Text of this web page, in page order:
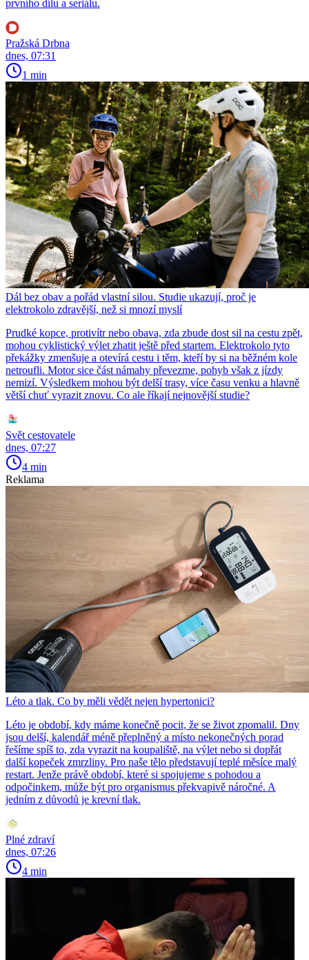
prvního dílu a seriálu.
Pražská Drbna
dnes, 07:31
1 min
Dál bez obav a pořád vlastní silou. Studie ukazují, proč je
elektrokolo zdravější, než si mnozí myslí
Prudké kopce, protivítr nebo obava, zda zbude dost sil na cestu zpět,
mohou cyklistický výlet zhatit ještě před startem. Elektrokolo tyto
překážky zmenšuje a otevírá cestu i těm, kteří by si na běžném kole
netroufli. Motor sice část námahy převezme, pohyb však z jízdy
nemizí. Výsledkem mohou být delší trasy, více času venku a hlavně
větší chuť vyrazit znovu. Co ale říkají nejnovější studie?
Svět cestovatele
dnes, 07:27
4 min
Reklama
Léto a tlak. Co by měli vědět nejen hypertonici?
Léto je období, kdy máme konečně pocit, že se život zpomalil. Dny
jsou delší, kalendář méně přeplněný a místo nekonečných porad
řešíme spíš to, zda vyrazit na koupaliště, na výlet nebo si dopřát
další kopeček zmrzliny. Pro naše tělo představují teplé měsíce malý
restart. Jenže právě období, které si spojujeme s pohodou a
odpočinkem, může být pro organismus překvapivě náročné. A
jedním z důvodů je krevní tlak.
Plné zdraví
dnes, 07:26
4 min